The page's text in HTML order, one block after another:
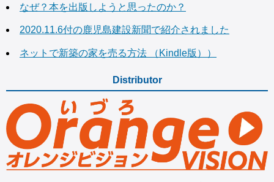
なぜ？本を出版しようと思ったのか？
2020.11.6付の鹿児島建設新聞で紹介されました
ネットで新築の家を売る方法 （Kindle版））
Distributor